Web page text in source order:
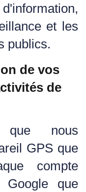
et les
publics.
de vos
de
que nous
GPS que
compte
Google que